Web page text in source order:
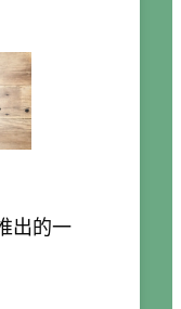
出的一